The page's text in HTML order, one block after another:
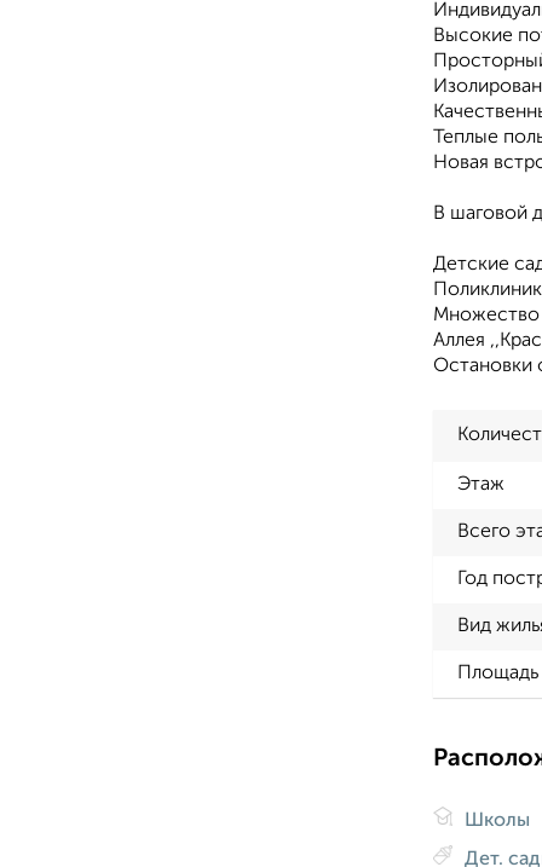
Высокие
Теплые
Новая
В шаговой
Детские
Множество
Аллея
Остановки
Этаж
Всего
Год
Вид
Площадь
Школы
Дет.